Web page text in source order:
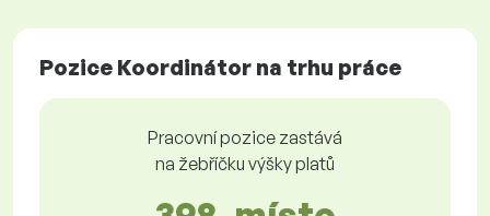
Pozice Koordinátor na trhu práce
Pracovní pozice zastává
na žebříčku výšky platů